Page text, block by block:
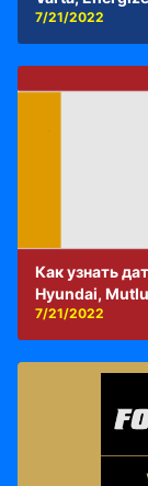
7/21/2022
Как узнать
Hyundai, Mutlu
7/21/2022